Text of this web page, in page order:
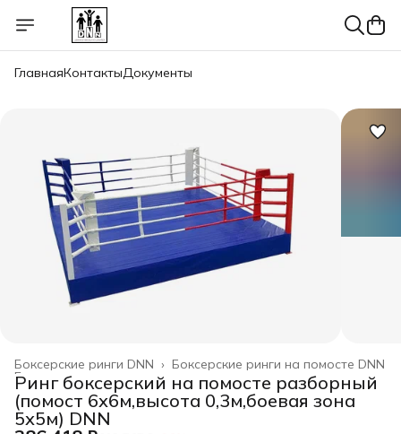
ГлавнаяКонтактыДокументы
Боксерские ринги на помосте DNN
Боксерские ринги DNN ›
Главная ›
Ринг боксерский на помосте разборный
(помост 6х6м,высота 0,3м,боевая зона
5х5м) DNN